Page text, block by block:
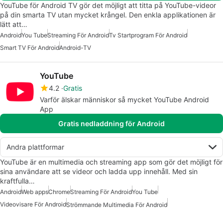
YouTube för Android TV gör det möjligt att titta på YouTube-videor
på din smarta TV utan mycket krångel. Den enkla applikationen är
lätt att…
AndroidYou TubeStreaming För AndroidTv Startprogram För Android
Smart TV För AndroidAndroid-TV
YouTube
4.2 Gratis
Varför älskar människor så mycket YouTube Android
App
Gratis nedladdning för Android
Andra plattformar
YouTube är en multimedia och streaming app som gör det möjligt för
sina användare att se videor och ladda upp innehåll. Med sin
kraftfulla…
AndroidWeb appsChromeStreaming För AndroidYou Tube
Videovisare För AndroidStrömmande Multimedia För Android